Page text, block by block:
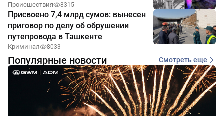
Происшествия 8315
Присвоено 7,4 млрд сумов: вынесен
приговор по делу об обрушении
путепровода в Ташкенте
Криминал 8033
Популярные новости Смотреть еще